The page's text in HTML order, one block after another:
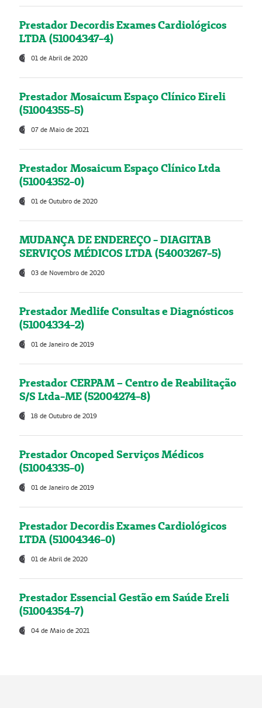
Prestador Decordis Exames Cardiológicos
LTDA (51004347-4)
01 de Abril de 2020
Prestador Mosaicum Espaço Clínico Eireli
(51004355-5)
07 de Maio de 2021
Prestador Mosaicum Espaço Clínico Ltda
(51004352-0)
01 de Outubro de 2020
MUDANÇA DE ENDEREÇO - DIAGITAB
SERVIÇOS MÉDICOS LTDA (54003267-5)
03 de Novembro de 2020
Prestador Medlife Consultas e Diagnósticos
(51004334-2)
01 de Janeiro de 2019
Prestador CERPAM – Centro de Reabilitação
S/S Ltda-ME (52004274-8)
18 de Outubro de 2019
Prestador Oncoped Serviços Médicos
(51004335-0)
01 de Janeiro de 2019
Prestador Decordis Exames Cardiológicos
LTDA (51004346-0)
01 de Abril de 2020
Prestador Essencial Gestão em Saúde Ereli
(51004354-7)
04 de Maio de 2021